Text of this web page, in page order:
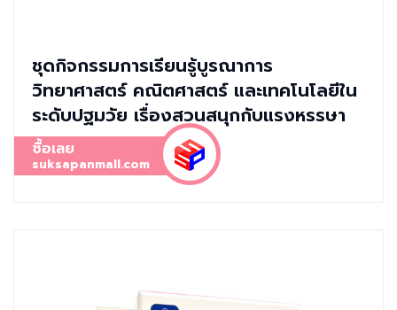
ชุดกิจกรรมการเรียนรู้บูรณาการ
วิทยาศาสตร์ คณิตศาสตร์ และเทคโนโลยีใน
ระดับปฐมวัย เรื่องสวนสนุกกับแรงหรรษา
ซื้อเลย
suksapanmall.com